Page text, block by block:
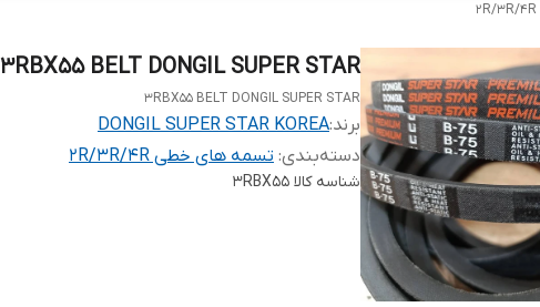
3RBX55 BELT DONGIL SUPER STAR
3RBX55 BELT DONGIL SUPER STAR
برند:DONGIL SUPER STAR KOREA
دسته‌بندی: تسمه های خطی 2R/3R/4R
شناسه کالا 3RBX55